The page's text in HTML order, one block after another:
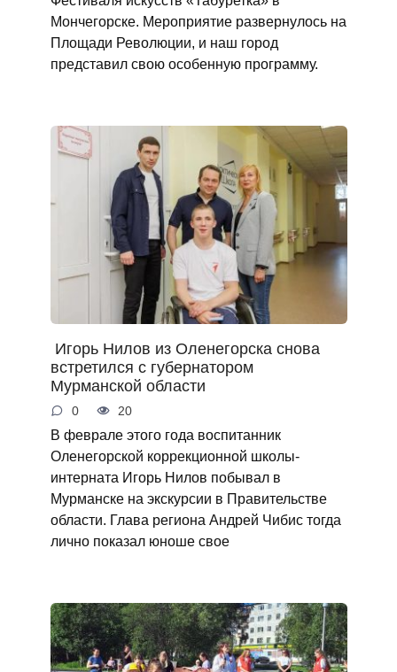
Мончегорске. Мероприятие развернулось на
Площади Революции, и наш город
представил свою особенную программу.
Игорь Нилов из Оленегорска снова
встретился с губернатором
Мурманской области
0 20
В феврале этого года воспитанник
Оленегорской коррекционной школы-
интерната Игорь Нилов побывал в
Мурманске на экскурсии в Правительстве
области. Глава региона Андрей Чибис тогда
лично показал юноше свое